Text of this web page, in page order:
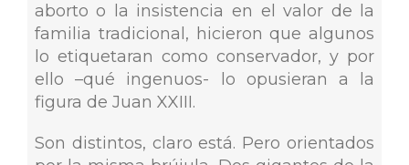
aborto o la insistencia en el valor de la
familia tradicional, hicieron que algunos
lo etiquetaran como conservador, y por
ello –qué ingenuos- lo opusieran a la
figura de Juan XXIII.
Son distintos, claro está. Pero orientados